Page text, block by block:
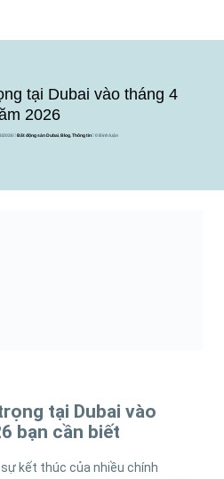
tại Dubai vào tháng 4
2026
2026 Bất động sản Dubai,Blog,Thông tin 0 Bình luận
tại Dubai vào
bạn cần biết
kết thúc của nhiều chính